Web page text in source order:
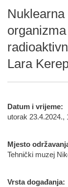
Lara
Datum i vrijeme:
utorak 23.4.2024.,
Mjesto
Tehnički muzej
Vrsta događanja: